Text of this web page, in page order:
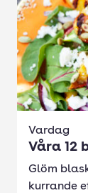
Vardag
Våra 12
Glöm
kurrande